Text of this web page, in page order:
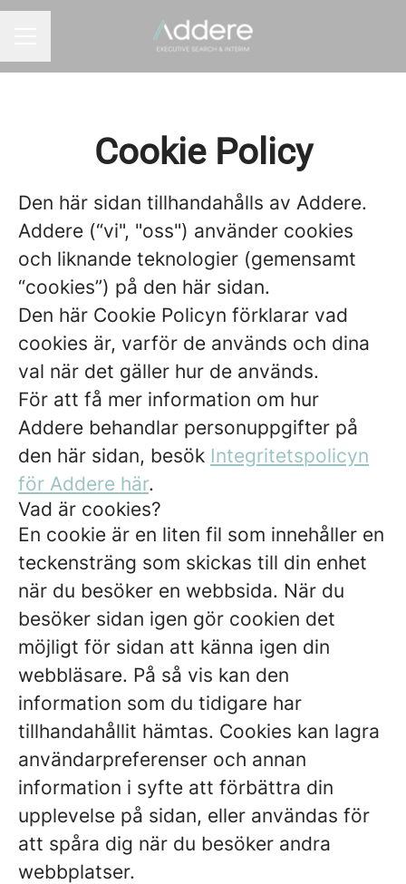
Cookie Policy
Den här sidan tillhandahålls av Addere.
Addere (“vi", "oss") använder cookies
och liknande teknologier (gemensamt
“cookies”) på den här sidan.
Den här Cookie Policyn förklarar vad
cookies är, varför de används och dina
val när det gäller hur de används.
För att få mer information om hur
Addere behandlar personuppgifter på
den här sidan, besök Integritetspolicyn
för Addere här.
Vad är cookies?
En cookie är en liten fil som innehåller en
teckensträng som skickas till din enhet
när du besöker en webbsida. När du
besöker sidan igen gör cookien det
möjligt för sidan att känna igen din
webbläsare. På så vis kan den
information som du tidigare har
tillhandahållit hämtas. Cookies kan lagra
användarpreferenser och annan
information i syfte att förbättra din
upplevelse på sidan, eller användas för
att spåra dig när du besöker andra
webbplatser.